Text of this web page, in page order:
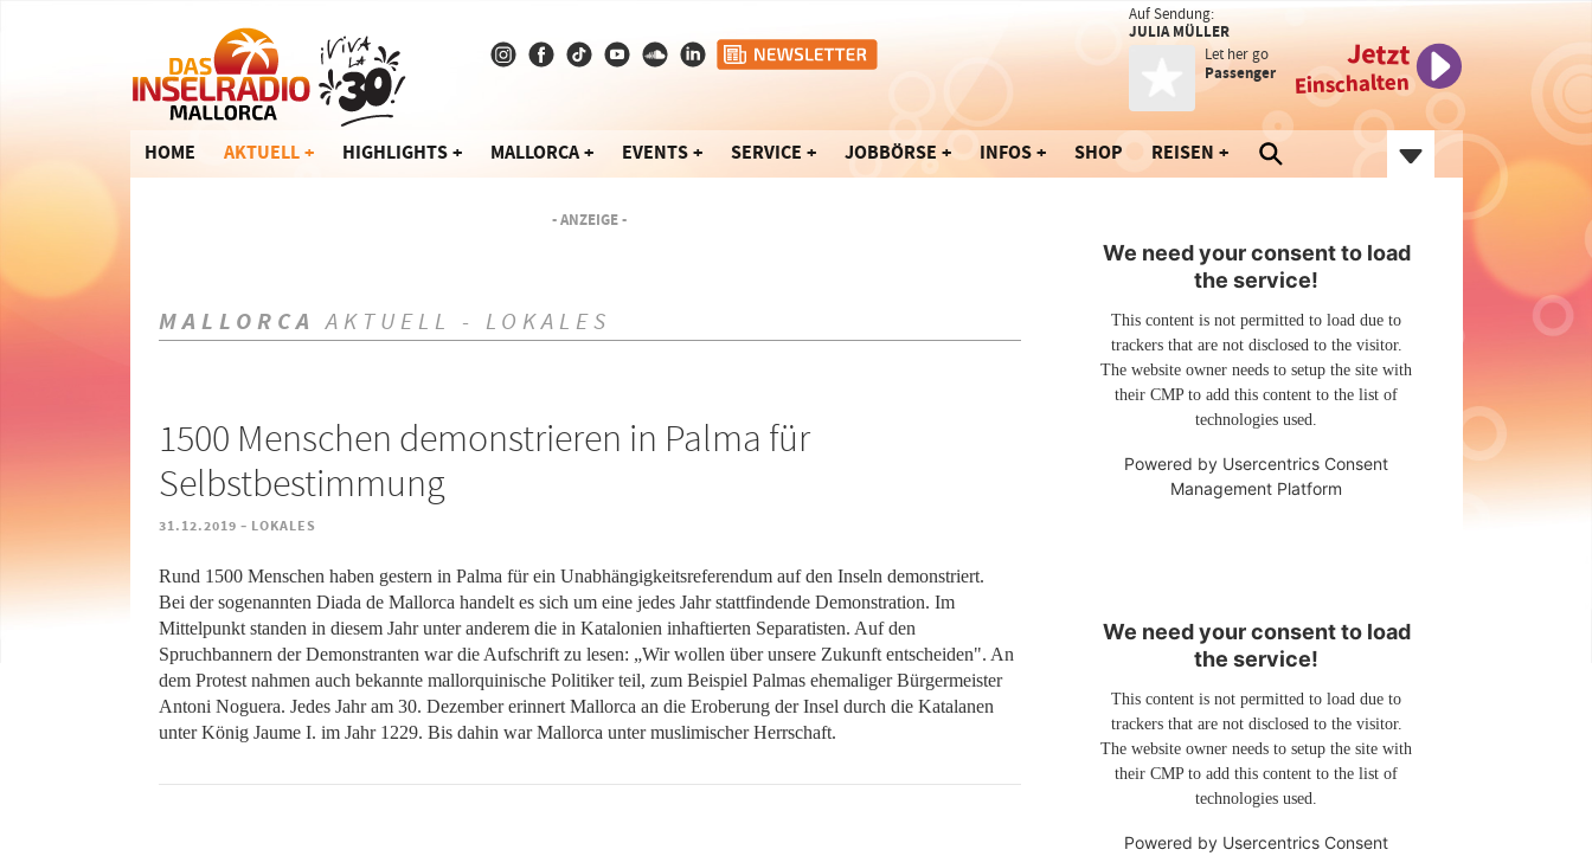
Auf Sendung:
JULIA MÜLLER
Let her go
Passenger
Jetzt
Einschalten
HOME AKTUELL HIGHLIGHTS MALLORCA EVENTS SERVICE JOBBÖRSE INFOS SHOP REISEN
- ANZEIGE -
MALLORCA AKTUELL - LOKALES
1500 Menschen demonstrieren in Palma für
Selbstbestimmung
31.12.2019 - LOKALES
Rund 1500 Menschen haben gestern in Palma für ein Unabhängigkeitsreferendum auf den Inseln demonstriert.
Bei der sogenannten Diada de Mallorca handelt es sich um eine jedes Jahr stattfindende Demonstration. Im
Mittelpunkt standen in diesem Jahr unter anderem die in Katalonien inhaftierten Separatisten. Auf den
Spruchbannern der Demonstranten war die Aufschrift zu lesen: „Wir wollen über unsere Zukunft entscheiden". An
dem Protest nahmen auch bekannte mallorquinische Politiker teil, zum Beispiel Palmas ehemaliger Bürgermeister
Antoni Noguera. Jedes Jahr am 30. Dezember erinnert Mallorca an die Eroberung der Insel durch die Katalanen
unter König Jaume I. im Jahr 1229. Bis dahin war Mallorca unter muslimischer Herrschaft.
We need your consent to load
the service!
This content is not permitted to load due to
trackers that are not disclosed to the visitor.
The website owner needs to setup the site with
their CMP to add this content to the list of
technologies used.
Powered by Usercentrics Consent
Management Platform
We need your consent to load
the service!
This content is not permitted to load due to
trackers that are not disclosed to the visitor.
The website owner needs to setup the site with
their CMP to add this content to the list of
technologies used.
Powered by Usercentrics Consent